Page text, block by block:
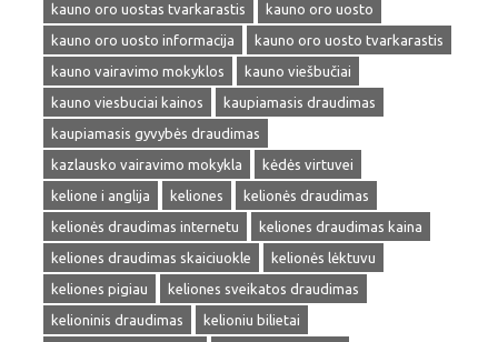
kauno oro uostas tvarkarastis
kauno oro uosto
kauno oro uosto informacija
kauno oro uosto tvarkarastis
kauno vairavimo mokyklos
kauno viešbučiai
kauno viesbuciai kainos
kaupiamasis draudimas
kaupiamasis gyvybės draudimas
kazlausko vairavimo mokykla
kėdės virtuvei
kelione i anglija
keliones
kelionės draudimas
kelionės draudimas internetu
keliones draudimas kaina
keliones draudimas skaiciuokle
kelionės lėktuvu
keliones pigiau
keliones sveikatos draudimas
kelioninis draudimas
kelioniu bilietai